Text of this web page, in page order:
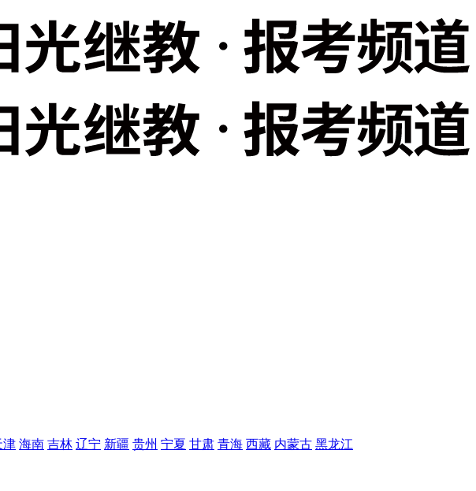
津 海南 吉林 辽宁 新疆 贵州 宁夏 甘肃 青海 西藏 内蒙古 黑龙江